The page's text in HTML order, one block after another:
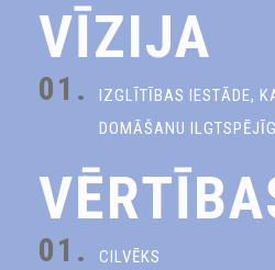
VĪZIJA
01.
IZGLĪTĪBAS IESTĀDE,
DOMĀŠANU
01. CILVĒKS